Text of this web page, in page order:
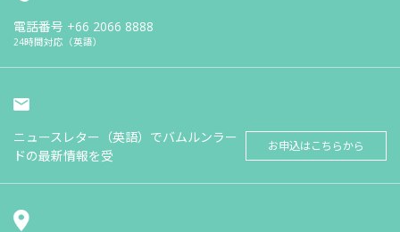
電話番号 +66 2066 8888
24時間対応（英語）
ニュースレター（英語）でバムルンラー
ドの最新情報を受
お申込はこちらから